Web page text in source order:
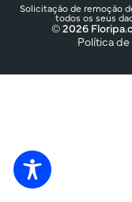
Solicitação de remoção
todos os seus
© 2026
Política